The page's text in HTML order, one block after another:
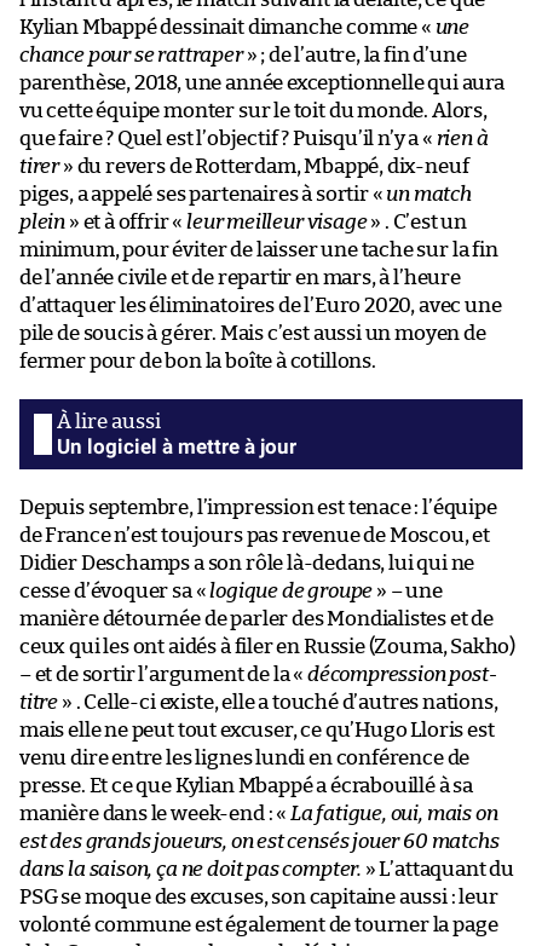
Kylian Mbappé dessinait dimanche comme « une
chance pour se rattraper» ; de l’autre, la fin d’une
parenthèse, 2018, une année exceptionnelle qui aura
vu cette équipe monter sur le toit du monde. Alors,
que faire ? Quel est l’objectif ? Puisqu’il n’y a « rien à
tirer» du revers de Rotterdam, Mbappé, dix-neuf
piges, a appelé ses partenaires à sortir «un match
plein » et à offrir « leur meilleur visage» . C’est un
minimum, pour éviter de laisser une tache sur la fin
de l’année civile et de repartir en mars, à l’heure
d’attaquer les éliminatoires de l’Euro 2020, avec une
pile de soucis à gérer. Mais c’est aussi un moyen de
fermer pour de bon la boîte à cotillons.
Un logiciel à mettre à jour
Depuis septembre, l’impression est tenace : l’équipe
de France n’est toujours pas revenue de Moscou, et
Didier Deschamps a son rôle là-dedans, lui qui ne
cesse d’évoquer sa « logique de groupe » – une
manière détournée de parler des Mondialistes et de
ceux qui les ont aidés à filer en Russie (Zouma, Sakho)
– et de sortir l’argument de la « décompression post-
titre » . Celle-ci existe, elle a touché d’autres nations,
mais elle ne peut tout excuser, ce qu’Hugo Lloris est
venu dire entre les lignes lundi en conférence de
presse. Et ce que Kylian Mbappé a écrabouillé à sa
manière dans le week-end : « La fatigue, oui, mais on
est des grands joueurs, on est censés jouer 60 matchs
dans la saison, ça ne doit pas compter. » L’attaquant du
PSG se moque des excuses, son capitaine aussi : leur
volonté commune est également de tourner la page